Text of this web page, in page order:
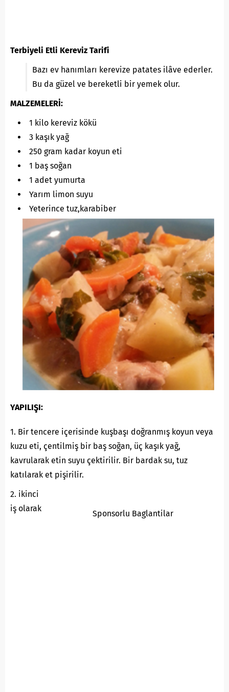
Terbiyeli Etli Kereviz Tarifi
Bazı ev hanımları kerevize patates ilâve ederler.
Bu da güzel ve bereketli bir yemek olur.
MALZEMELERİ:
1 kilo kereviz kökü
3 kaşık yağ
250 gram kadar koyun eti
1 baş soğan
1 adet yumurta
Yarım limon suyu
Yeterince tuz,karabiber
YAPILIŞI:
1. Bir tencere içerisinde kuşbaşı doğranmış koyun veya
kuzu eti, çentilmiş bir baş soğan, üç kaşık yağ,
kavrularak etin suyu çektirilir. Bir bardak su, tuz
katılarak et pişirilir.
Sponsorlu Baglantilar
2. ikinci
iş olarak